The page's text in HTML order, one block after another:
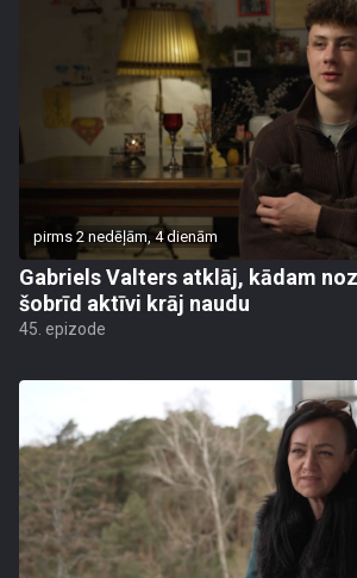
pirms 2 nedēļām, 4 dienām
Gabriels Valters atklāj, kādam
šobrīd aktīvi krāj naudu
45. epizode